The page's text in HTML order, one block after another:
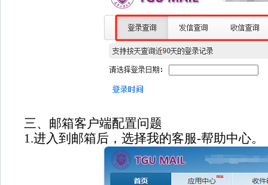
三、邮箱客户端配置问题
1.进入到邮箱后，选择我的客服-帮助中心。